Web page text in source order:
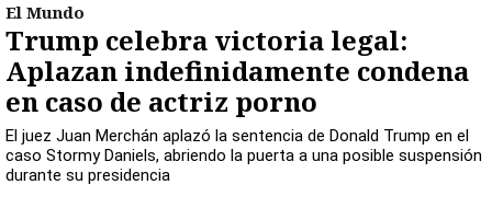
El Mundo
Trump celebra victoria legal:
Aplazan indefinidamente condena
en caso de actriz porno
El juez Juan Merchán aplazó la sentencia de Donald Trump en el
caso Stormy Daniels, abriendo la puerta a una posible suspensión
durante su presidencia